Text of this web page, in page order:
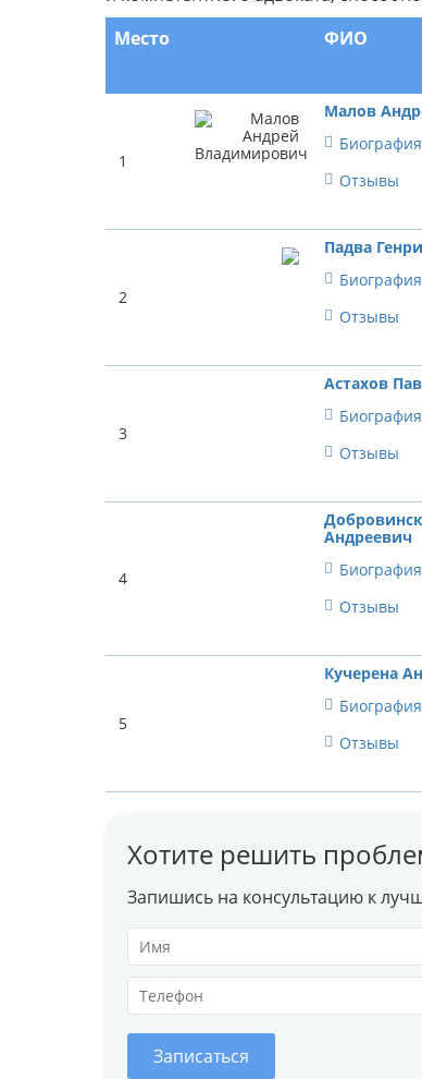
Место
ФИО
1
Малов
Биография
Отзывы
2
Падва
Биография
Отзывы
3
Астахов
Биография
Отзывы
4
Андреевич
Биография
Отзывы
5
Кучерена
Биография
Отзывы
Хотите решить
Запишись на консультацию к
Записаться